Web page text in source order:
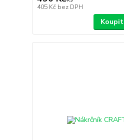
405 Kč bez DPH
Koupit